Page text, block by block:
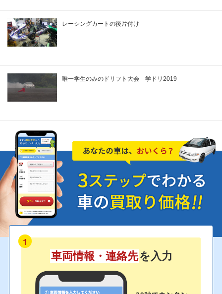
レーシングカートの後片付け
唯一学生のみのドリフト大会 学ドリ2019
1
車両情報・連絡先を入力